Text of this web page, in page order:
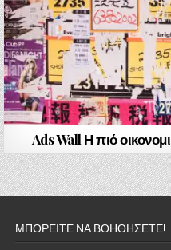
Ads Wall Η πιό
ΜΠΟΡΕΙΤΕ ΝΑ ΒΟΗΘΗΣΕΤΕ!